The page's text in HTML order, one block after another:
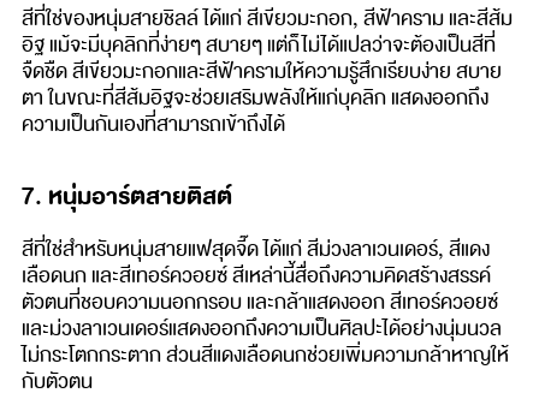
สีที่ใช่ของหนุ่มสายชิลล์ ได้แก่ สีเขียวมะกอก, สีฟ้าคราม และสีส้ม
อิฐ แม้จะมีบุคลิกที่ง่ายๆ สบายๆ แต่ก็ไม่ได้แปลว่าจะต้องเป็นสีที่
จืดชืด สีเขียวมะกอกและสีฟ้าครามให้ความรู้สึกเรียบง่าย สบาย
ตา ในขณะที่สีส้มอิฐจะช่วยเสริมพลังให้แก่บุคลิก แสดงออกถึง
ความเป็นกันเองที่สามารถเข้าถึงได้
7. หนุ่มอาร์ตสายติสต์
สีที่ใช่สำหรับหนุ่มสายแฟสุดจี๊ด ได้แก่ สีม่วงลาเวนเดอร์, สีแดง
เลือดนก และสีเทอร์ควอยซ์ สีเหล่านี้สื่อถึงความคิดสร้างสรรค์
ตัวตนที่ชอบความนอกกรอบ และกล้าแสดงออก สีเทอร์ควอยซ์
และม่วงลาเวนเดอร์แสดงออกถึงความเป็นศิลปะได้อย่างนุ่มนวล
ไม่กระโตกกระตาก ส่วนสีแดงเลือดนกช่วยเพิ่มความกล้าหาญให้
กับตัวตน